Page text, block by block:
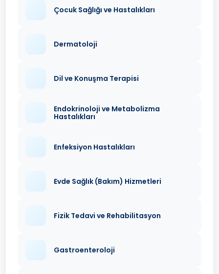
Çocuk Sağlığı ve Hastalıkları
Dermatoloji
Dil ve Konuşma Terapisi
Endokrinoloji ve Metabolizma
Hastalıkları
Enfeksiyon Hastalıkları
Evde Sağlık (Bakım) Hizmetleri
Fizik Tedavi ve Rehabilitasyon
Gastroenteroloji